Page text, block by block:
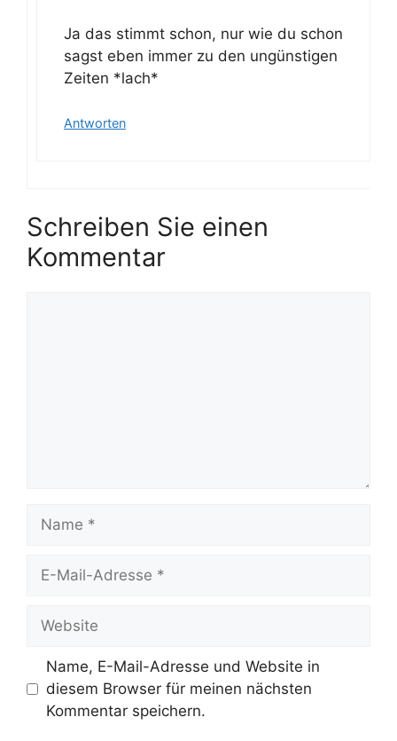
Ja das stimmt schon, nur wie du schon
sagst eben immer zu den ungünstigen
Zeiten *lach*
Antworten
Schreiben Sie einen
Kommentar
Mail-
Name, E-Mail-Adresse und Website in
diesem Browser für meinen nächsten
Kommentar speichern.